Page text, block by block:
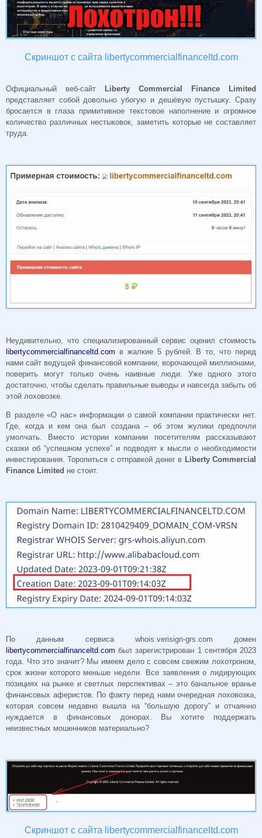
Скриншот с сайта libertycommercialfinanceltd.com
Официальный веб-сайт
Liberty Commercial Finance Limited
представляет собой довольно убогую и дешёвую пустышку. Сразу
бросается в глаза примитивное текстовое наполнение и огромное
количество различных нестыковок, заметить которые не составляет
труда.
Неудивительно, что специализированный сервис оценил стоимость
libertycommercialfinanceltd.com в жалкие 5 рублей. В то, что перед
нами сайт ведущей финансовой компании, ворочающей миллионами,
поверить могут только очень наивные люди. Уже одного этого
достаточно, чтобы сделать правильные выводы и навсегда забыть об
этой лоховозке.
В разделе «О нас» информации о самой компании практически нет.
Где, когда и кем она был создана – об этом жулики предпочли
умолчать. Вместо истории компании посетителям рассказывают
сказки об “успешном успехе” и подводят к мысли о необходимости
инвестирования. Торопиться с отправкой денег в Liberty Commercial
Finance Limited не стоит.
По данным сервиса whois.verisign-grs.com домен
libertycommercialfinanceltd.com был зарегистрирован 1 сентября 2023
года. Что это значит? Мы имеем дело с совсем свежим лохотроном,
срок жизни которого меньше недели. Все заявления о лидирующих
позициях на рынке и светлых перспективах – это банальное вранье
финансовых аферистов. По факту перед нами очередная лоховозка,
которая совсем недавно вышла на “большую дорогу” и отчаянно
нуждается в финансовых донорах. Вы хотите поддержать
неизвестных мошенников материально?
Скриншот с сайта libertycommercialfinanceltd.com